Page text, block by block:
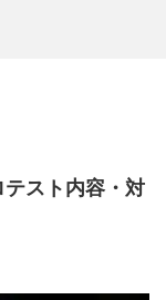
テスト内容・対